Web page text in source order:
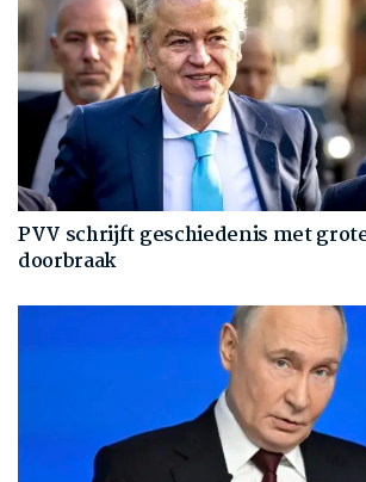
PVV schrijft geschiedenis met
doorbraak